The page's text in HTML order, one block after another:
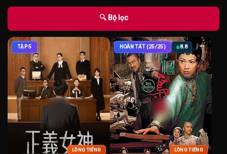
🔍 Bộ lọc
TẬP 5
LỒNG TIẾNG
HOÀN TẤT (25/25) 8.8
LỒNG TIẾNG